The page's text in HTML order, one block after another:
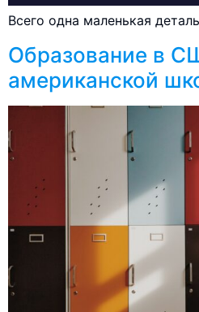
Всего одна маленькая
Образование в
американской